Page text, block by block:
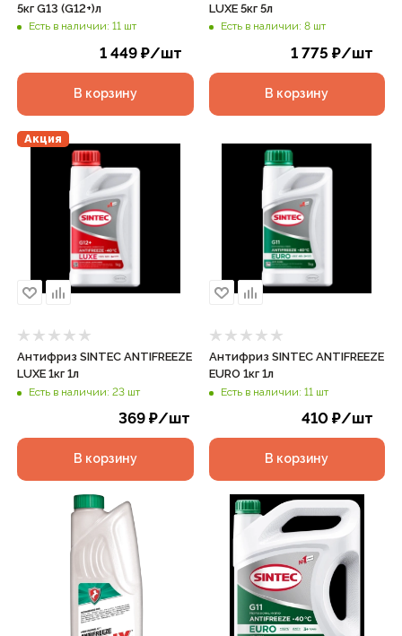
5кг G13 (G12+)л
Есть в наличии: 11 шт
1 449₽/шт
В корзину
LUXЕ 5кг 5л
Есть в наличии: 8 шт
1 775 ₽/шт
В корзину
Акция
Антифриз SINTEC ANTIFREEZE
LUXЕ 1кг 1л
Есть в наличии: 23 шт
369₽/шт
В корзину
Антифриз SINTEC ANTIFREEZE
EURO 1кг 1л
Есть в наличии: 11 шт
410 ₽/шт
В корзину